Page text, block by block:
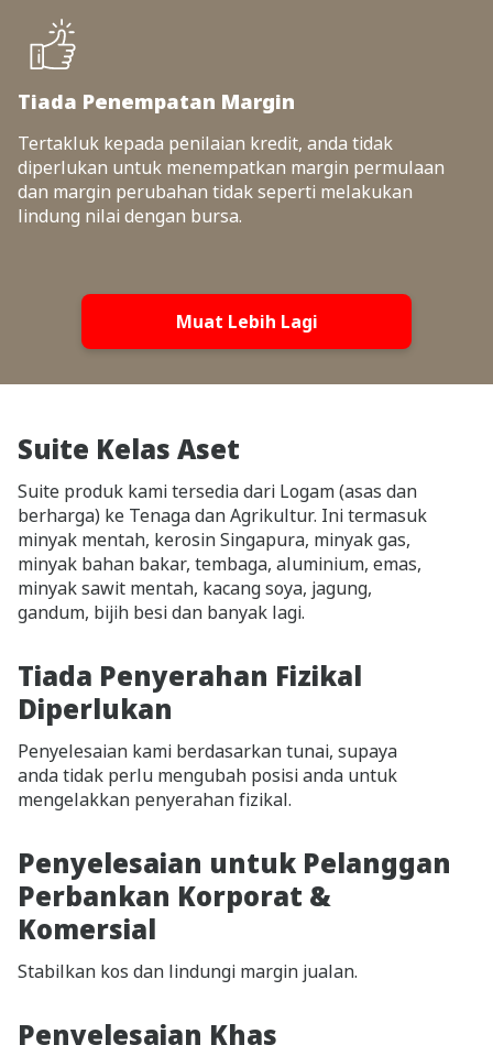
Tiada Penempatan Margin
Tertakluk kepada penilaian kredit, anda tidak
diperlukan untuk menempatkan margin permulaan
dan margin perubahan tidak seperti melakukan
lindung nilai dengan bursa.
Muat Lebih Lagi
Suite Kelas Aset
Suite produk kami tersedia dari Logam (asas dan
berharga) ke Tenaga dan Agrikultur. Ini termasuk
minyak mentah, kerosin Singapura, minyak gas,
minyak bahan bakar, tembaga, aluminium, emas,
minyak sawit mentah, kacang soya, jagung,
gandum, bijih besi dan banyak lagi.
Tiada Penyerahan Fizikal
Diperlukan
Penyelesaian kami berdasarkan tunai, supaya
anda tidak perlu mengubah posisi anda untuk
mengelakkan penyerahan fizikal.
Penyelesaian untuk Pelanggan
Perbankan Korporat &
Komersial
Stabilkan kos dan lindungi margin jualan.
Penyelesaian Khas